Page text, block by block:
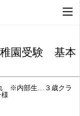
園受験 基本
れ ※内部生…３歳クラ